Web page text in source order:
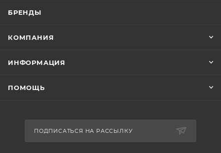
БРЕНДЫ
КОМПАНИЯ
ИНФОРМАЦИЯ
ПОМОЩЬ
ПОДПИСАТЬСЯ НА РАССЫЛКУ